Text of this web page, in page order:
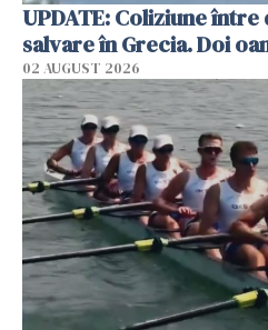
UPDATE: Coliziune
salvare în Grecia. Doi
02 AUGUST 2026